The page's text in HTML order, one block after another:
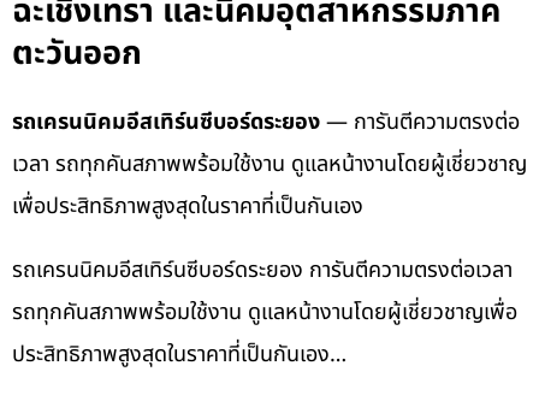
ฉะเชิงเทรา และนิคมอุตสาหกรรมภาค
ตะวันออก
รถเครนนิคมอีสเทิร์นซีบอร์ดระยอง— การันตีความตรงต่อ
เวลา รถทุกคันสภาพพร้อมใช้งาน ดูแลหน้างานโดยผู้เชี่ยวชาญ
เพื่อประสิทธิภาพสูงสุดในราคาที่เป็นกันเอง
รถเครนนิคมอีสเทิร์นซีบอร์ดระยอง การันตีความตรงต่อเวลา
รถทุกคันสภาพพร้อมใช้งาน ดูแลหน้างานโดยผู้เชี่ยวชาญเพื่อ
ประสิทธิภาพสูงสุดในราคาที่เป็นกันเอง…